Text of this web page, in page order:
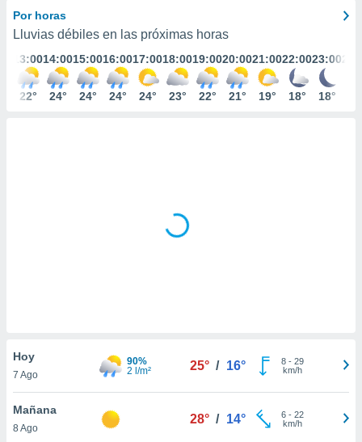
coste.
botón
a la
nuestra
y
ACEPTAR
CONTINUAR
CONFIGURACIÓN
Por horas
Lluvias débiles en las próximas horas
13:00
22°
14:00
24°
15:00
24°
16:00
24°
17:00
24°
18:00
23°
19:00
22°
20:00
21°
21:00
19°
22:00
18°
23:00
18°
Hoy
7 Ago
90%
2 l/m²
25° / 16° 8- 29
km/h
Mañana
8 Ago
28° / 14° 6- 22
km/h